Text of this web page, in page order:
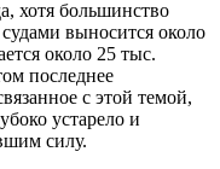
хотя большинство
выносится около
около 25 тыс.
последнее
с этой темой,
устарело и
силу.